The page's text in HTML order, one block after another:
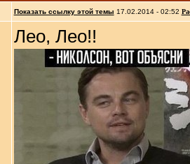
Показать ссылку этой темы 17.02.2014 - 02:52
Лео, Лео!!